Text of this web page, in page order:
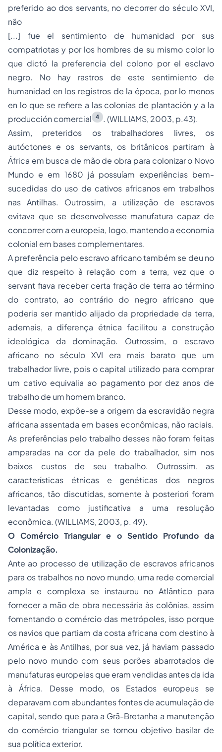
preferido ao dos servants, no decorrer do século XVI,
não
[...] fue el sentimiento de humanidad por sus
compatriotas y por los hombres de su mismo color lo
que dictó la preferencia del colono por el esclavo
negro. No hay rastros de este sentimiento de
humanidad en los registros de la época, por lo menos
en lo que se refiere a las colonias de plantación y a la
producción comercial
4
. (WILLIAMS, 2003, p.43).
Assim, preteridos os trabalhadores livres, os
autóctones e os servants, os britânicos partiram à
África em busca de mão de obra para colonizar o Novo
Mundo e em 1680 já possuíam experiências bem-
sucedidas do uso de cativos africanos em trabalhos
nas Antilhas. Outrossim, a utilização de escravos
evitava que se desenvolvesse manufatura capaz de
concorrer com a europeia, logo, mantendo a economia
colonial em bases complementares.
A preferência pelo escravo africano também se deu no
que diz respeito à relação com a terra, vez que o
servant fiava receber certa fração de terra ao término
do contrato, ao contrário do negro africano que
poderia ser mantido alijado da propriedade da terra,
ademais, a diferença étnica facilitou a construção
ideológica da dominação. Outrossim, o escravo
africano no século XVI era mais barato que um
trabalhador livre, pois o capital utilizado para comprar
um cativo equivalia ao pagamento por dez anos de
trabalho de um homem branco.
Desse modo, expõe-se a origem da escravidão negra
africana assentada em bases econômicas, não raciais.
As preferências pelo trabalho desses não foram feitas
amparadas na cor da pele do trabalhador, sim nos
baixos custos de seu trabalho. Outrossim, as
características étnicas e genéticas dos negros
africanos, tão discutidas, somente à posteriori foram
levantadas como justificativa a uma resolução
econômica. (WILLIAMS, 2003, p. 49).
O Comércio Triangular e o Sentido Profundo da
Colonização.
Ante ao processo de utilização de escravos africanos
para os trabalhos no novo mundo, uma rede comercial
ampla e complexa se instaurou no Atlântico para
fornecer a mão de obra necessária às colônias, assim
fomentando o comércio das metrópoles, isso porque
os navios que partiam da costa africana com destino à
América e às Antilhas, por sua vez, já haviam passado
pelo novo mundo com seus porões abarrotados de
manufaturas europeias que eram vendidas antes da ida
à África. Desse modo, os Estados europeus se
deparavam com abundantes fontes de acumulação de
capital, sendo que para a Grã-Bretanha a manutenção
do comércio triangular se tornou objetivo basilar de
sua política exterior.